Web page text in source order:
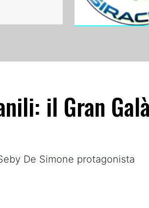
il Gran
De Simone protagonista